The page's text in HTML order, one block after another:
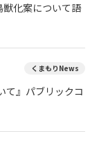
化案について語
くまもりNews
て』パブリックコ